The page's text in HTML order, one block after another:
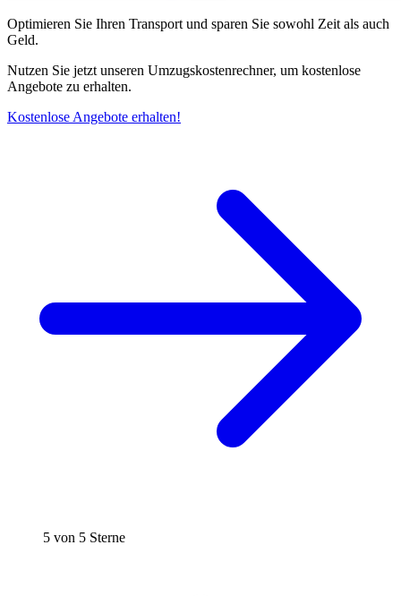
Optimieren Sie Ihren Transport und sparen Sie sowohl Zeit als auch
Geld.
Nutzen Sie jetzt unseren Umzugskostenrechner, um kostenlose
Angebote zu erhalten.
Kostenlose Angebote erhalten!
5 von 5 Sterne